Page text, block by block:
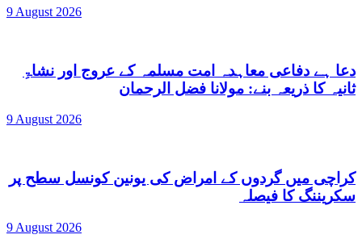
9 August 2026
دعا ہے دفاعی معاہدہ امت مسلمہ کے عروج اور نشاۃِ
ثانیہ کا ذریعہ بنے: مولانا فضل الرحمان
9 August 2026
کراچی میں گردوں کے امراض کی یونین کونسل سطح پر
سکریننگ کا فیصلہ
9 August 2026